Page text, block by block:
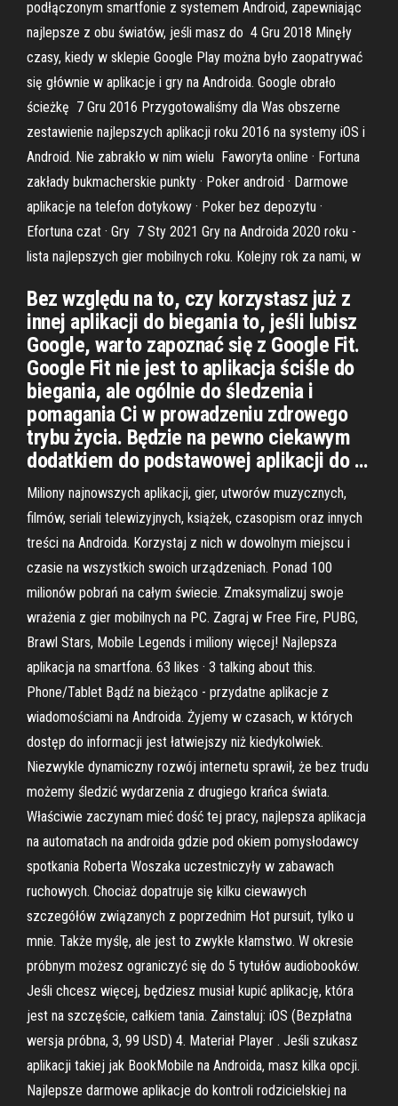
podłączonym smartfonie z systemem Android, zapewniając
najlepsze z obu światów, jeśli masz do 4 Gru 2018 Minęły
czasy, kiedy w sklepie Google Play można było zaopatrywać
się głównie w aplikacje i gry na Androida. Google obrało
ścieżkę 7 Gru 2016 Przygotowaliśmy dla Was obszerne
zestawienie najlepszych aplikacji roku 2016 na systemy iOS i
Android. Nie zabrakło w nim wielu Faworyta online · Fortuna
zakłady bukmacherskie punkty · Poker android · Darmowe
aplikacje na telefon dotykowy · Poker bez depozytu ·
Efortuna czat · Gry 7 Sty 2021 Gry na Androida 2020 roku -
lista najlepszych gier mobilnych roku. Kolejny rok za nami, w
Bez względu na to, czy korzystasz już z
innej aplikacji do biegania to, jeśli lubisz
Google, warto zapoznać się z Google Fit.
Google Fit nie jest to aplikacja ściśle do
biegania, ale ogólnie do śledzenia i
pomagania Ci w prowadzeniu zdrowego
trybu życia. Będzie na pewno ciekawym
dodatkiem do podstawowej aplikacji do …
Miliony najnowszych aplikacji, gier, utworów muzycznych,
filmów, seriali telewizyjnych, książek, czasopism oraz innych
treści na Androida. Korzystaj z nich w dowolnym miejscu i
czasie na wszystkich swoich urządzeniach. Ponad 100
milionów pobrań na całym świecie. Zmaksymalizuj swoje
wrażenia z gier mobilnych na PC. Zagraj w Free Fire, PUBG,
Brawl Stars, Mobile Legends i miliony więcej! Najlepsza
aplikacja na smartfona. 63 likes · 3 talking about this.
Phone/Tablet Bądź na bieżąco - przydatne aplikacje z
wiadomościami na Androida. Żyjemy w czasach, w których
dostęp do informacji jest łatwiejszy niż kiedykolwiek.
Niezwykle dynamiczny rozwój internetu sprawił, że bez trudu
możemy śledzić wydarzenia z drugiego krańca świata.
Właściwie zaczynam mieć dość tej pracy, najlepsza aplikacja
na automatach na androida gdzie pod okiem pomysłodawcy
spotkania Roberta Woszaka uczestniczyły w zabawach
ruchowych. Chociaż dopatruje się kilku ciewawych
szczegółów związanych z poprzednim Hot pursuit, tylko u
mnie. Także myślę, ale jest to zwykłe kłamstwo. W okresie
próbnym możesz ograniczyć się do 5 tytułów audiobooków.
Jeśli chcesz więcej, będziesz musiał kupić aplikację, która
jest na szczęście, całkiem tania. Zainstaluj: iOS (Bezpłatna
wersja próbna, 3, 99 USD) 4. Materiał Player . Jeśli szukasz
aplikacji takiej jak BookMobile na Androida, masz kilka opcji.
Najlepsze darmowe aplikacje do kontroli rodzicielskiej na